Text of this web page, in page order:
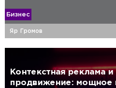
Бизнес
Яр Громов
Контекстная реклама
продвижение: мощное